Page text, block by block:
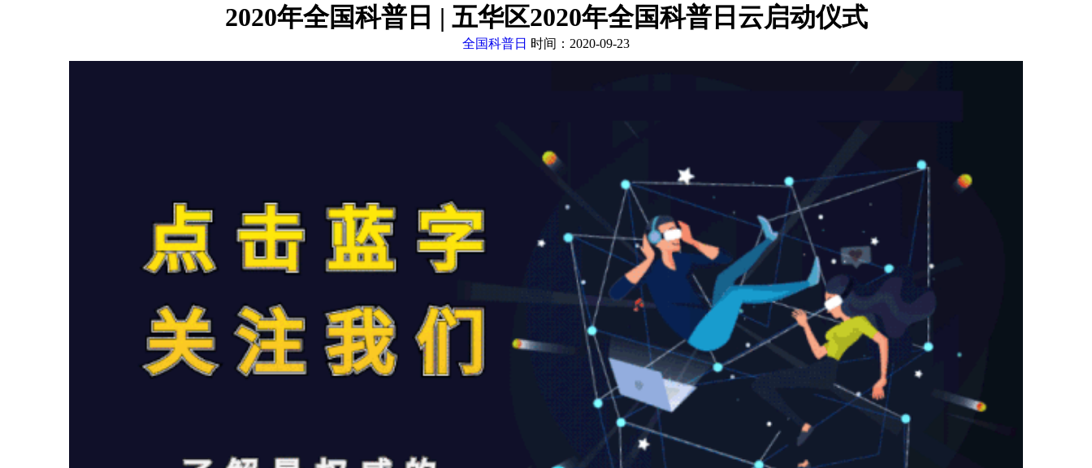
2020年全国科普日 | 五华区2020年全国科普日云启动仪式
全国科普日 时间：2020-09-23